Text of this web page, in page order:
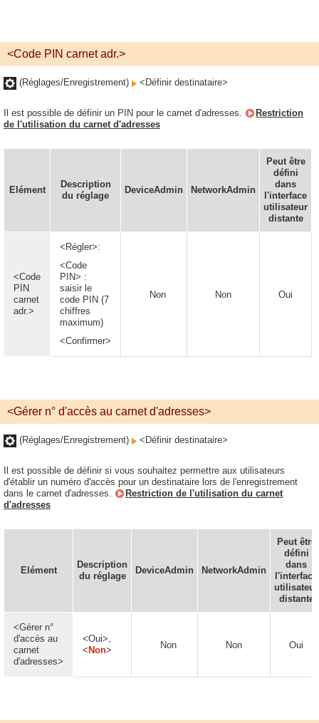
<Code PIN carnet adr.>
(Réglages/Enregistrement) <Définir destinataire>
Il est possible de définir un PIN pour le carnet d'adresses.
Restriction
de l'utilisation du carnet d'adresses
Elément
Description
du réglage
DeviceAdmin NetworkAdmin
Peut être
défini
dans
l'interface
utilisateur
distante
<Code
PIN
carnet
adr.>
<Régler>:
<Code
PIN> :
saisir le
code PIN (7
chiffres
maximum)
<Confirmer>
Non Non Oui
<Gérer n° d'accès au carnet d'adresses>
(Réglages/Enregistrement) <Définir destinataire>
Il est possible de définir si vous souhaitez permettre aux utilisateurs
d'établir un numéro d'accès pour un destinataire lors de l'enregistrement
dans le carnet d'adresses.
Restriction de l'utilisation du carnet
d'adresses
Elément
Description
du réglage
DeviceAdmin NetworkAdmin
Peut être
défini
dans
l'interface
utilisateur
distante
<Gérer n°
d'accès au
carnet
d'adresses>
<Oui>,
< Non> Non Non Oui